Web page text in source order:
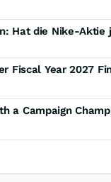
Hat die Nike-
Fiscal Year 2027
a Campaign